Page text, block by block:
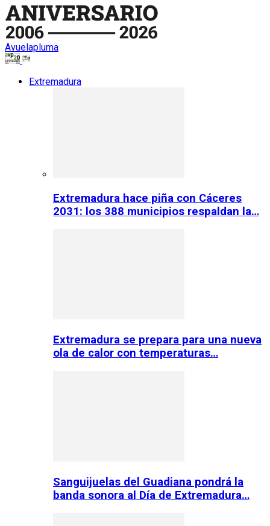
Avuelapluma
Extremadura
Extremadura hace piña con Cáceres
2031: los 388 municipios respaldan la…
Extremadura se prepara para una nueva
ola de calor con temperaturas…
Sanguijuelas del Guadiana pondrá la
banda sonora al Día de Extremadura…